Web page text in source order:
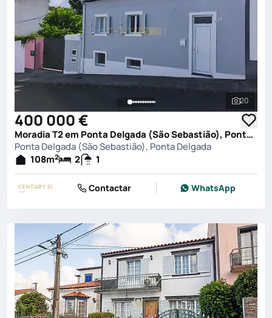
Ver
20
400 000 €
Moradia T2 em Ponta Delgada (São Sebastião), Ponta Delgada
Ponta Delgada (São Sebastião), Ponta Delgada
108m2 2 1
Contactar WhatsApp